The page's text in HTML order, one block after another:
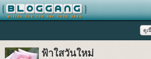
ฟ้าใสวันใหม่